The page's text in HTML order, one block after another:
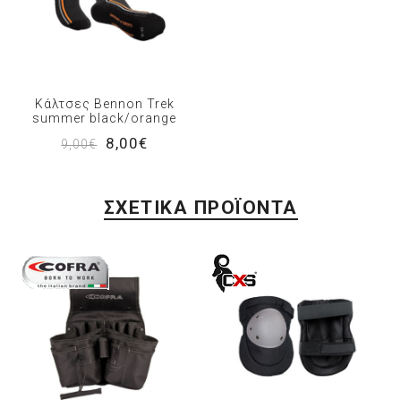
Κάλτσες Bennon Trek
summer black/orange
9,00€
8,00€
ΣΧΕΤΙΚΆ ΠΡΟΪΌΝΤΑ